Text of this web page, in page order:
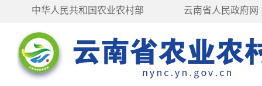
中华人民共和国农业农村部 云南省人民政府网